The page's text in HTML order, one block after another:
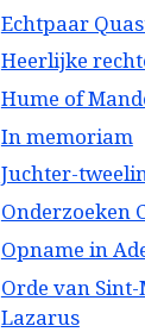
Echtpaar
Heerlijke
Hume of
In memoriam
Juchter-
Onderzoeken
Opname in
Orde van
Lazarus